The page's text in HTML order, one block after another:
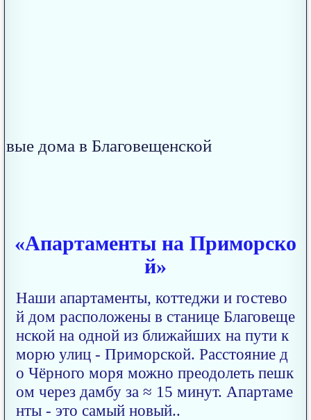
«Апартаменты на Приморско
й»
Наши апартаменты, коттеджи и гостево
й дом расположены в станице Благовеще
нской на одной из ближайших на пути к
морю улиц - Приморской. Расстояние д
о Чёрного моря можно преодолеть пешк
ом через дамбу за ≈ 15 минут. Апартаме
нты - это самый новый..